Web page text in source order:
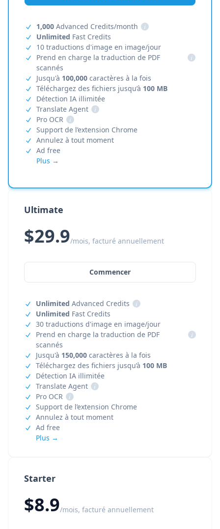
Starter
$8.9/mois, facturé annuellement
1,000 Advanced Credits/month
i
Unlimited Fast Credits
10 traductions d'image en image/jour
Prend en charge la traduction de PDF
scannés
i
Jusqu'à 100,000 caractères à la fois
Téléchargez des fichiers jusqu’à 100 MB
Détection IA illimitée
Translate Agent
i
Pro OCR
i
Support de l’extension Chrome
Annulez à tout moment
Ad free
Plus →
Ultimate
$29.9/mois, facturé annuellement
Commencer
Unlimited Advanced Credits
i
Unlimited Fast Credits
30 traductions d'image en image/jour
Prend en charge la traduction de PDF
scannés
i
Jusqu'à 150,000 caractères à la fois
Téléchargez des fichiers jusqu’à 100 MB
Détection IA illimitée
Translate Agent
i
Pro OCR
i
Support de l’extension Chrome
Annulez à tout moment
Ad free
Plus →